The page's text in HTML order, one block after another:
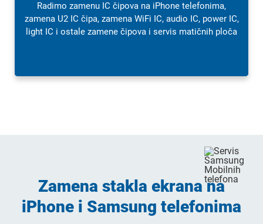
Radimo zamenu IC čipova na iPhone telefonima,
zamena U2 IC čipa, zamena WiFi IC, audio IC, power IC,
light IC i ostale zamene čipova i servis matičnih ploča
Zamena stakla ekrana na
iPhone i Samsung telefonima